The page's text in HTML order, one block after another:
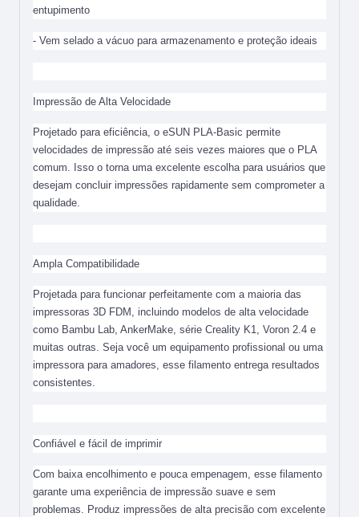
entupimento
- Vem selado a vácuo para armazenamento e proteção ideais
Impressão de Alta Velocidade
Projetado para eficiência, o eSUN PLA-Basic permite
velocidades de impressão até seis vezes maiores que o PLA
comum. Isso o torna uma excelente escolha para usuários que
desejam concluir impressões rapidamente sem comprometer a
qualidade.
Ampla Compatibilidade
Projetada para funcionar perfeitamente com a maioria das
impressoras 3D FDM, incluindo modelos de alta velocidade
como Bambu Lab, AnkerMake, série Creality K1, Voron 2.4 e
muitas outras. Seja você um equipamento profissional ou uma
impressora para amadores, esse filamento entrega resultados
consistentes.
Confiável e fácil de imprimir
Com baixa encolhimento e pouca empenagem, esse filamento
garante uma experiência de impressão suave e sem
problemas. Produz impressões de alta precisão com excelente